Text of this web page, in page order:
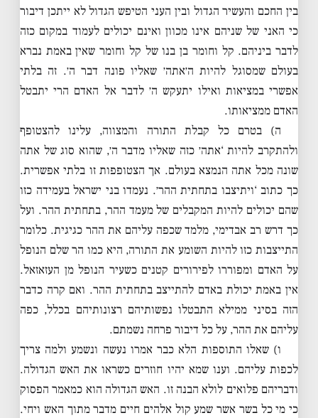
בין החכם והעשיר הגדול ובין העני הטיפש הגדול לא ייתכן דיבור
כי האני של שניהם אינו מכוון ואינם יכולים לעמוד במקום כזה
לדבר ביניהם. קל וחומר בן בנו של קל וחומר שאין באמת נברא
בעולם שמסוגל להיות ה׳אתה׳ שאליו פונה דבר ה׳. זה בלתי
אפשרי במציאות ואילו יתעקש ה׳ לדבר אל האדם הרי יתבטל
האדם ממציאותו.
ה) בטרם כל קבלת התורה והמצווה, עלינו להצטופף
ולהתקרב להיות ‘אתה׳ כזה שאליו מדבר ה׳, שהוא סוג של אתה
שונה מכל אתה הנמצא בעולם. אך הצטופפות זו בלתי אפשרית.
כך כתוב ‘ויתיצבו בתחתית ההר׳. נעמדו בני ישראל בעמידה כזו
שהם יכולים להיות המקבלים של מעמד ההר, בתחתית ההר. ועל
כך דרש רב אבדימי, מלמד שכפה עליהם את ההר כגיגית. כלומר
התייצבות כזו להיות השומע את התורה, היא כמו הר שלם הנופל
על האדם ומפוררו לפירורים קטנים כשעיר הנופל מן העזאזאל.
אין באמת יכולת באדם להתייצב בתחתית ההר. ואם קרה כדבר
הזה בסיני ממילא התבטלו נפשותיהם רצונותיהם בכלל, כפה
עליהם את ההר, על כל דיבור פרחה נשמתם.
ו) שאלו התוספות הלא כבר אמרו נעשה ונשמע ולמה צריך
לכפות עליהם. וענו שמא יהיו חוזרים כשראו את האש הגדולה.
ודבריהם פלואים לולא הבנה זו. האש הגדולה הוא כמאמר הפסוק
כי מי כל בשר אשר שמע קול אלהים חיים מדבר מתוך האש ויחי.